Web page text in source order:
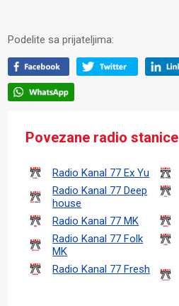
Podelite sa prijateljima:
Povezane radio stanice
Radio Kanal 77 Ex Yu
Radio Kanal 77 Deep
house
Radio Kanal 77 MK
Radio Kanal 77 Folk
MK
Radio Kanal 77 Fresh